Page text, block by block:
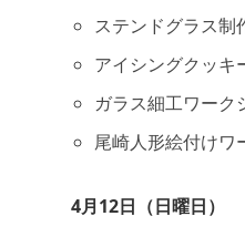
ステンドグラス制
アイシングクッキ
ガラス細工ワーク
尾崎人形絵付けワ
4月12日（日曜日）